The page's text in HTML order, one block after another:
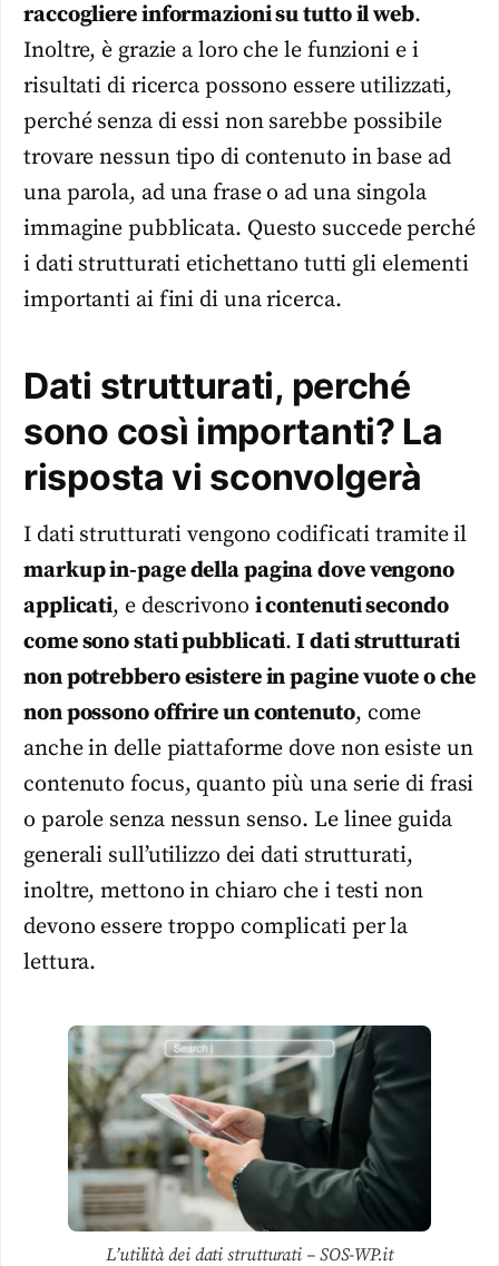
raccogliere informazioni su tutto il web.
Inoltre, è grazie a loro che le funzioni e i
risultati di ricerca possono essere utilizzati,
perché senza di essi non sarebbe possibile
trovare nessun tipo di contenuto in base ad
una parola, ad una frase o ad una singola
immagine pubblicata. Questo succede perché
i dati strutturati etichettano tutti gli elementi
importanti ai fini di una ricerca.
Dati strutturati, perché
sono così importanti? La
risposta vi sconvolgerà
I dati strutturati vengono codificati tramite il
markup in-page della pagina dove vengono
applicati, e descrivono i contenuti secondo
come sono stati pubblicati. I dati strutturati
non potrebbero esistere in pagine vuote o che
non possono offrire un contenuto, come
anche in delle piattaforme dove non esiste un
contenuto focus, quanto più una serie di frasi
o parole senza nessun senso. Le linee guida
generali sull’utilizzo dei dati strutturati,
inoltre, mettono in chiaro che i testi non
devono essere troppo complicati per la
lettura.
L’utilità dei dati strutturati – SOS-WP.it